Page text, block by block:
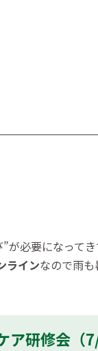
が必要になって
ラインなので雨も
ア研修会（7/